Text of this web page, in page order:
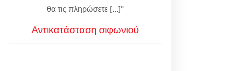
θα τις πληρώσετε [...]"
Αντικατάσταση σιφωνιού